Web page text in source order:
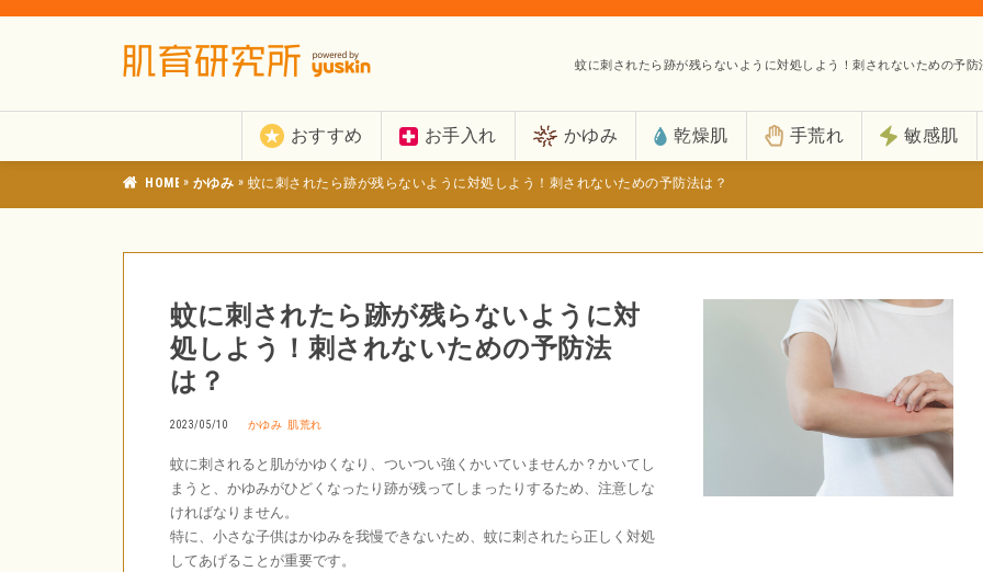
蚊に刺されたら跡が残らないように対処しよう！刺されないための予防
おすすめ お手入れ かゆみ 乾燥肌 手荒れ 敏感肌
肌育研究所
» かゆみ » 蚊に刺されたら跡が残らないように対処しよう！刺されないための予防法は？
蚊に刺されたら跡が残らないように対
処しよう！刺されないための予防法
は？
2023/05/10 かゆみ 肌荒れ
蚊に刺されると肌がかゆくなり、ついつい強くかいていませんか？かいてし
まうと、かゆみがひどくなったり跡が残ってしまったりするため、注意しな
ければなりません。
特に、小さな子供はかゆみを我慢できないため、蚊に刺されたら正しく対処
してあげることが重要です。